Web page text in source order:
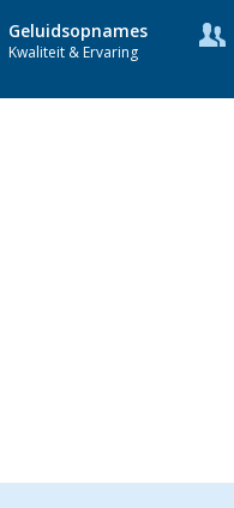
Geluidsopnames
Kwaliteit & Ervaring